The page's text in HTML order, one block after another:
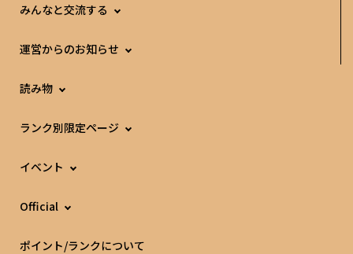
みんなと交流する
運営からのお知らせ
読み物
ランク別限定ページ
イベント
Official
ポイント/ランクについて